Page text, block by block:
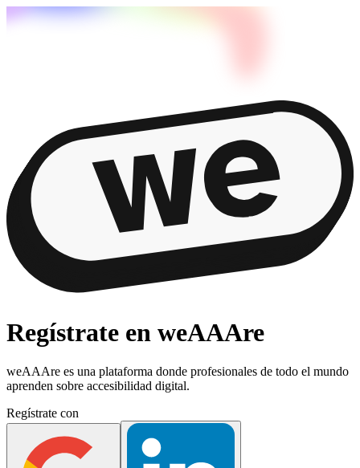
Regístrate en weAAAre
weAAAre es una plataforma donde profesionales de todo el mundo
aprenden sobre accesibilidad digital.
Regístrate con